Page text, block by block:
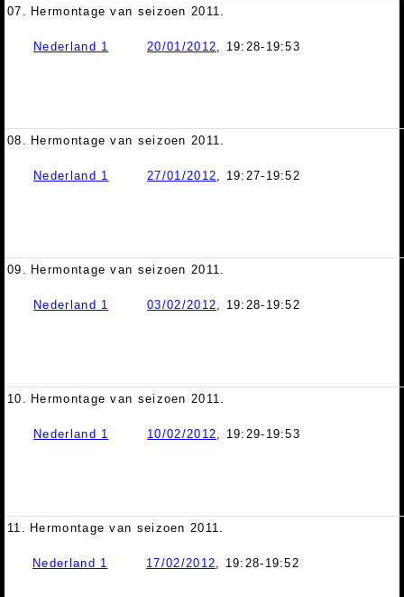
07. Hermontage van seizoen 2011.
Nederland 1 20/01/2012, 19:28-19:53
08. Hermontage van seizoen 2011.
Nederland 1 27/01/2012, 19:27-19:52
09. Hermontage van seizoen 2011.
Nederland 1 03/02/2012, 19:28-19:52
10. Hermontage van seizoen 2011.
Nederland 1 10/02/2012, 19:29-19:53
11. Hermontage van seizoen 2011.
Nederland 1 17/02/2012, 19:28-19:52